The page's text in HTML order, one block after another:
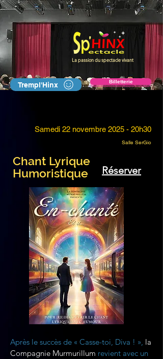
La passion du spectacle vivant
Trempl'Hinx Billetterie
Samedi 22 novembre 2025 - 20h30
Salle SerGio
Chant Lyrique
Humoristique
Réserver
Après le succès de « Casse-toi, Diva ! », la
Compagnie Murmurillum revient avec un